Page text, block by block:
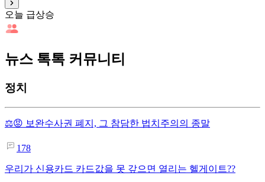
오늘 급상승
뉴스 톡톡 커뮤니티
정치
⚖️😡 보완수사권 폐지, 그 참담한 법치주의의 종말
178
우리가 신용카드 카드값을 못 갚으면 열리는 헬게이트??